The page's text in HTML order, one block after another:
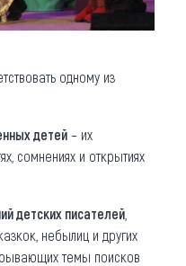
одному из
детей – их
сомнениях и открытиях
детских писателей
небылиц и других
темы поисков